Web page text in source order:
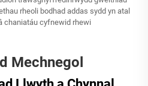
rheoli bodhad addas sydd yn atal
chaniatáu cyfnewid rhewi
Mechnegol